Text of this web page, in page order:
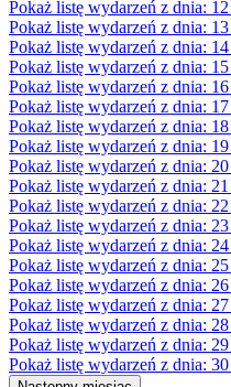
Pokaż listę wydarzeń z dnia: 12
Pokaż listę wydarzeń z dnia: 13
Pokaż listę wydarzeń z dnia: 14
Pokaż listę wydarzeń z dnia: 15
Pokaż listę wydarzeń z dnia: 16
Pokaż listę wydarzeń z dnia: 17
Pokaż listę wydarzeń z dnia: 18
Pokaż listę wydarzeń z dnia: 19
Pokaż listę wydarzeń z dnia: 20
Pokaż listę wydarzeń z dnia: 21
Pokaż listę wydarzeń z dnia: 22
Pokaż listę wydarzeń z dnia: 23
Pokaż listę wydarzeń z dnia: 24
Pokaż listę wydarzeń z dnia: 25
Pokaż listę wydarzeń z dnia: 26
Pokaż listę wydarzeń z dnia: 27
Pokaż listę wydarzeń z dnia: 28
Pokaż listę wydarzeń z dnia: 29
Pokaż listę wydarzeń z dnia: 30